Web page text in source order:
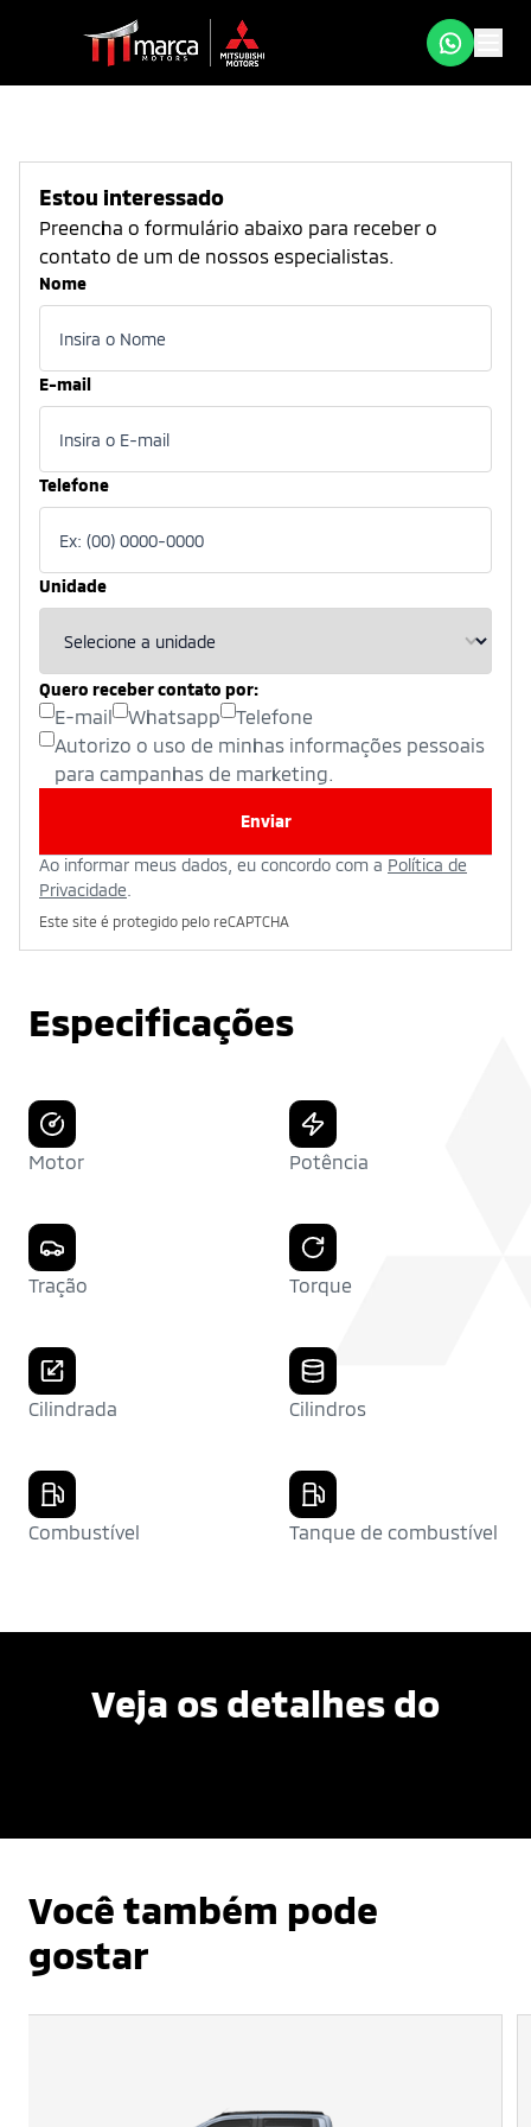
Estou interessado
Preencha o formulário abaixo para receber o
contato de um de nossos especialistas.
Nome
E-mail
Telefone
Unidade
Quero receber contato por:
E-mail Whatsapp
Telefone
Autorizo o uso de minhas informações pessoais
para campanhas de marketing.
Enviar
Ao informar meus dados, eu concordo com a Política de
Privacidade
Este site é protegido pelo reCAPTCHA
Especificações
Motor Potência
Tração Torque
Cilindrada Cilindros
Combustível Tanque de combustível
Veja os detalhes do
Você também pode
gostar